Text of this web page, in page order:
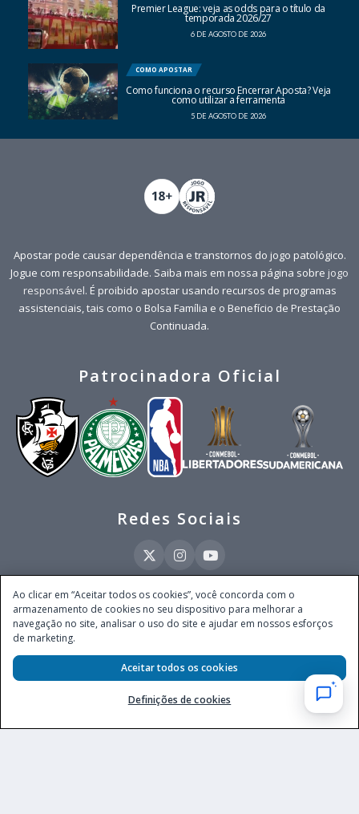
Premier League: veja as odds para o título da
temporada 2026/27
6 DE AGOSTO DE 2026
COMO APOSTAR
Como funciona o recurso Encerrar Aposta? Veja
como utilizar a ferramenta
5 DE AGOSTO DE 2026
Apostar pode causar dependência e transtornos do jogo patológico.
Jogue com responsabilidade. Saiba mais em nossa página sobre jogo
responsável. É proibido apostar usando recursos de programas
assistenciais, tais como o Bolsa Família e o Benefício de Prestação
Continuada.
Patrocinadora Oficial
Redes Sociais
Este site é operado pela Ventmear Brasil LTDA (CNPJ 52.868.380/0001-84), com
endereço na Avenida Brigadeiro Faria Lima, nº 4.055, 3º andar, Itaim Bibi, no
Município de São Paulo, Estado de São Paulo, CEP 04538-133, Brasil - empresa
autorizada a operar apostas de quota fixa em todo território nacional pela
Secretaria de Prêmios e Apostas do Ministério da Fazenda, conforme Portaria nº
247, de 07.02.2025, publicada no DOU em 11.2.2025.
Ao clicar em “Aceitar todos os cookies”, você concorda com o
armazenamento de cookies no seu dispositivo para melhorar a
navegação no site, analisar o uso do site e ajudar em nossos esforços
de marketing.
Definições de cookies
Aceitar todos os cookies